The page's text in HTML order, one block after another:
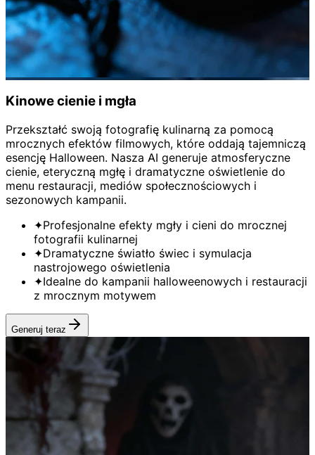
Kinowecienie i mgła
Przekształć swoją fotografię kulinarną za pomocą
mrocznych efektów filmowych, które oddają tajemniczą
esencję Halloween. Nasza AI generuje atmosferyczne
cienie, eteryczną mgłę i dramatyczne oświetlenie do
menu restauracji, mediów społecznościowych i
sezonowych kampanii.
✦Profesjonalne efekty mgły i cieni do mrocznej
fotografii kulinarnej
✦Dramatyczne światło świec i symulacja
nastrojowego oświetlenia
✦Idealne do kampanii halloweenowych i restauracji
z mrocznym motywem
Generuj teraz